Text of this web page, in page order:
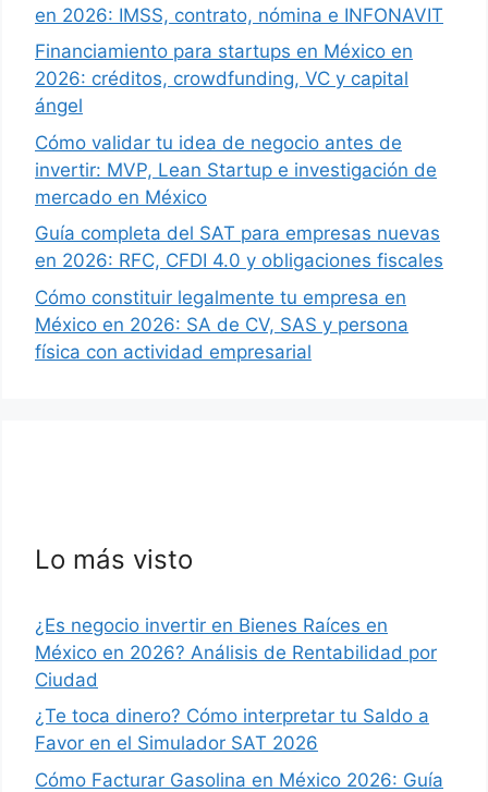
en 2026: IMSS, contrato, nómina e INFONAVIT
Financiamiento para startups en México en
2026: créditos, crowdfunding, VC y capital
ángel
Cómo validar tu idea de negocio antes de
invertir: MVP, Lean Startup e investigación de
mercado en México
Guía completa del SAT para empresas nuevas
en 2026: RFC, CFDI 4.0 y obligaciones fiscales
Cómo constituir legalmente tu empresa en
México en 2026: SA de CV, SAS y persona
física con actividad empresarial
Lo más visto
¿Es negocio invertir en Bienes Raíces en
México en 2026? Análisis de Rentabilidad por
Ciudad
¿Te toca dinero? Cómo interpretar tu Saldo a
Favor en el Simulador SAT 2026
Cómo Facturar Gasolina en México 2026: Guía